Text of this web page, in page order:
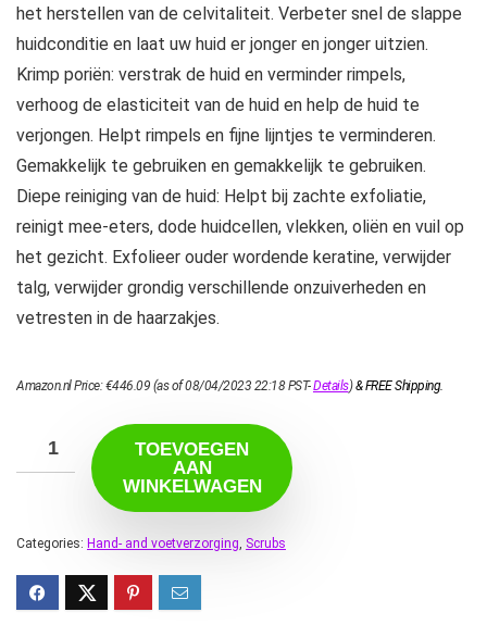
het herstellen van de celvitaliteit. Verbeter snel de slappe
huidconditie en laat uw huid er jonger en jonger uitzien.
Krimp poriën: verstrak de huid en verminder rimpels,
verhoog de elasticiteit van de huid en help de huid te
verjongen. Helpt rimpels en fijne lijntjes te verminderen.
Gemakkelijk te gebruiken en gemakkelijk te gebruiken.
Diepe reiniging van de huid: Helpt bij zachte exfoliatie,
reinigt mee-eters, dode huidcellen, vlekken, oliën en vuil op
het gezicht. Exfolieer ouder wordende keratine, verwijder
talg, verwijder grondig verschillende onzuiverheden en
vetresten in de haarzakjes.
Amazon.nl Price:€446.09 (as of 08/04/2023 22:18 PST-Details)&FREE Shipping.
TOEVOEGEN
AAN
WINKELWAGEN
Categories: Hand- and voetverzorging, Scrubs